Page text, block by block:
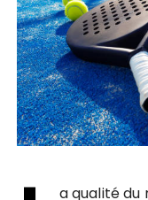
a qualité du